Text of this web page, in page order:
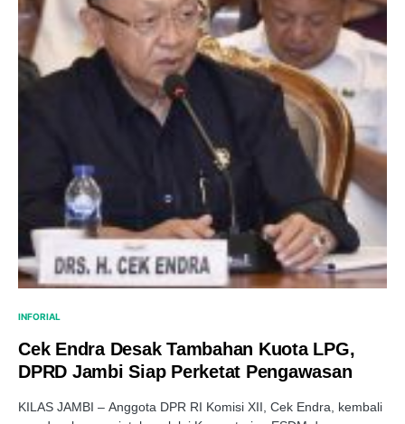
INFORIAL
Cek Endra Desak Tambahan Kuota LPG,
DPRD Jambi Siap Perketat Pengawasan
KILAS JAMBI – Anggota DPR RI Komisi XII, Cek Endra, kembali